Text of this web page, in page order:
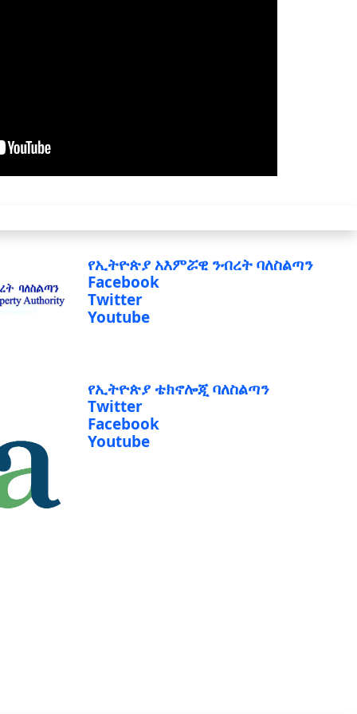
የኢትዮጵያ አእምሯዊ ንብረት ባለስልጣን
Facebook
Twitter
Youtube
የኢትዮጵያ ቴክኖሎጂ ባለስልጣን
Twitter
Facebook
Youtube